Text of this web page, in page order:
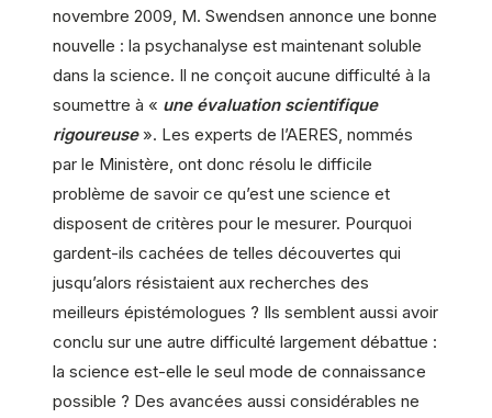
novembre 2009, M. Swendsen annonce une bonne
nouvelle : la psychanalyse est maintenant soluble
dans la science. Il ne conçoit aucune difficulté à la
soumettre à « une évaluation scientifique
rigoureuse ». Les experts de l’AERES, nommés
par le Ministère, ont donc résolu le difficile
problème de savoir ce qu’est une science et
disposent de critères pour le mesurer. Pourquoi
gardent-ils cachées de telles découvertes qui
jusqu’alors résistaient aux recherches des
meilleurs épistémologues ? Ils semblent aussi avoir
conclu sur une autre difficulté largement débattue :
la science est-elle le seul mode de connaissance
possible ? Des avancées aussi considérables ne